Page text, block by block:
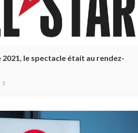
2021, le spectacle était au rendez-
5